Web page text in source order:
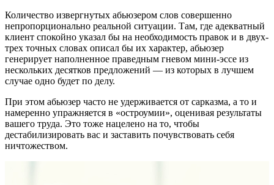
Количество извергнутых абьюзером слов совершенно
непропорционально реальной ситуации. Там, где адекватный
клиент спокойно указал бы на необходимость правок и в двух-
трех точных словах описал бы их характер, абьюзер
генерирует наполненное праведным гневом мини-эссе из
нескольких десятков предложений — из которых в лучшем
случае одно будет по делу.
При этом абьюзер часто не удерживается от сарказма, а то и
намеренно упражняется в «остроумии», оценивая результаты
вашего труда. Это тоже нацелено на то, чтобы
дестабилизировать вас и заставить почувствовать себя
ничтожеством.